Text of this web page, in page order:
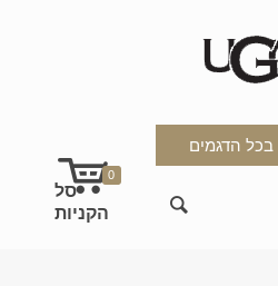
בכל הדגמים
0